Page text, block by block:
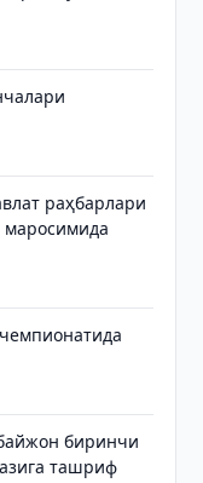
раҳбарлари
маросимида
биринчи
ташриф